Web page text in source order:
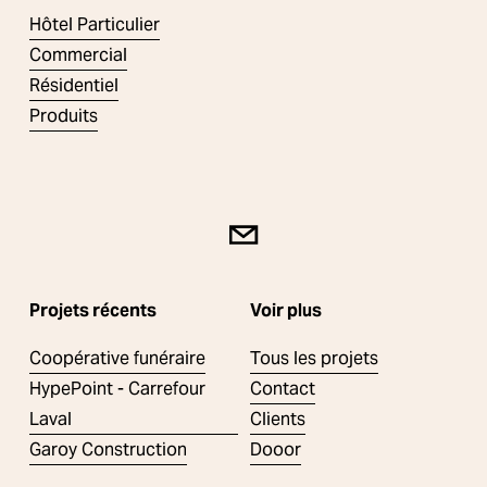
e
n
t
Hôtel Particulier
Commercial
Résidentiel
Produits
Projets récents
Coopérative funéraire
HypePoint - Carrefour
Laval
Garoy Construction
Voir plus
Tous les projets
Contact
Clients
Dooor